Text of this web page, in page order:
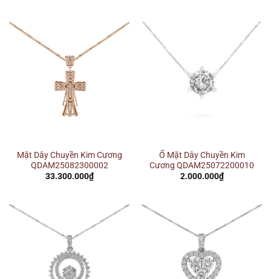
Mặt Dây Chuyền Kim Cương
QDAM25082300002
33.300.000₫
Ổ Mặt Dây Chuyền Kim
Cương QDAM25072200010
2.000.000₫